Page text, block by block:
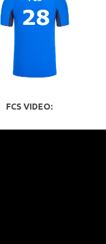
FCS VIDEO: